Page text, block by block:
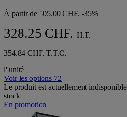
À partir de 505.00 CHF. -35%
328.25 CHF. H.T.
354.84 CHF. T.T.C.
l''unité
Voir les options 72
Le produit est actuellement
stock.
En promotion